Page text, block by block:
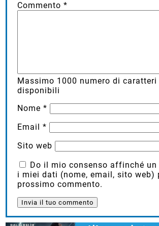
Commento*
Massimo 1000 numero di caratteri
disponibili
Nome*
Email*
Sito web
Do il mio consenso affinché
i miei dati (nome, email, sito web)
prossimo commento.